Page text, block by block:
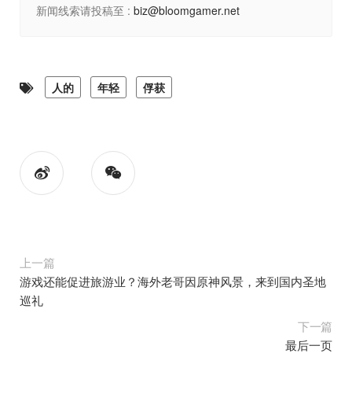
新闻线索请投稿至 : biz@bloomgamer.net
人的 年轻 俘获
上一篇
游戏还能促进旅游业？海外老哥因原神风景，来到国内圣地
巡礼
下一篇
最后一页